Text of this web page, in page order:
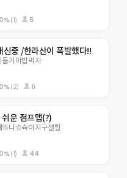
(1) 5
신중 /한라산이 폭발했다!!
둘기야밥먹자
(2) 6
운 점프맵(?)
워니슈슉이지구젤릴
(1) 44